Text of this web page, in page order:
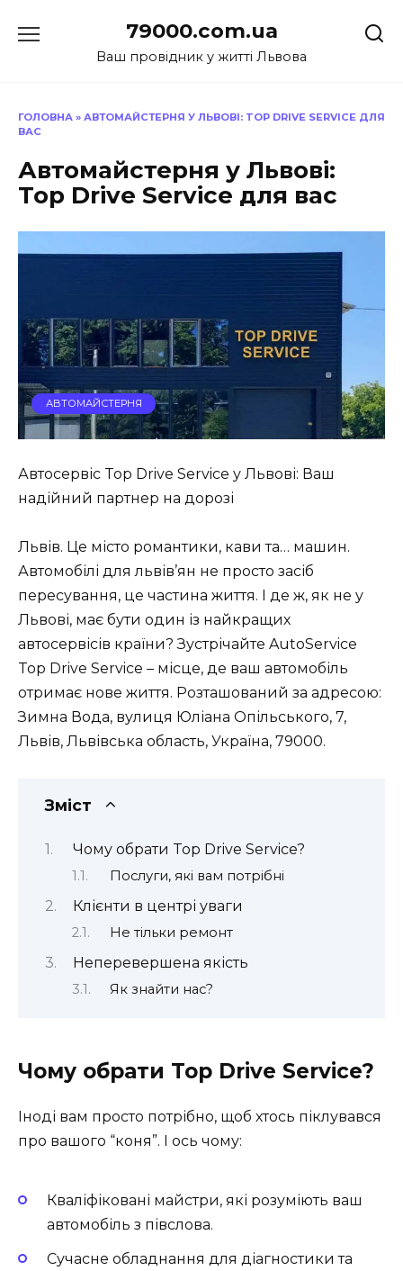
до
79000.com.ua
Ваш провідник у житті Львова
ГОЛОВНА » АВТОМАЙСТЕРНЯ У ЛЬВОВІ: TOP DRIVE SERVICE ДЛЯ
ВАС
Автомайстерня у Львові:
Top Drive Service для вас
АВТОМАЙСТЕРНЯ
Автосервіс Top Drive Service у Львові: Ваш
надійний партнер на дорозі
Львів. Це місто романтики, кави та… машин.
Автомобілі для львів’ян не просто засіб
пересування, це частина життя. І де ж, як не у
Львові, має бути один із найкращих
автосервісів країни? Зустрічайте AutoService
Top Drive Service – місце, де ваш автомобіль
отримає нове життя. Розташований за адресою:
Зимна Вода, вулиця Юліана Опільського, 7,
Львів, Львівська область, Україна, 79000.
Зміст
Чому обрати Top Drive Service?
Послуги, які вам потрібні
Клієнти в центрі уваги
Не тільки ремонт
Неперевершена якість
Як знайти нас?
Чому обрати Top Drive Service?
Іноді вам просто потрібно, щоб хтось піклувався
про вашого “коня”. І ось чому:
Кваліфіковані майстри, які розуміють ваш
автомобіль з півслова.
Сучасне обладнання для діагностики та